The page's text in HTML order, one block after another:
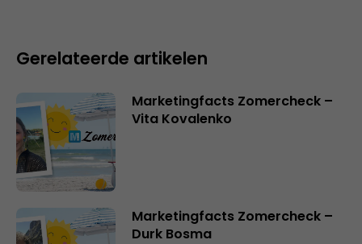
Gerelateerde artikelen
Marketingfacts Zomercheck –
Vita Kovalenko
Marketingfacts Zomercheck –
Durk Bosma